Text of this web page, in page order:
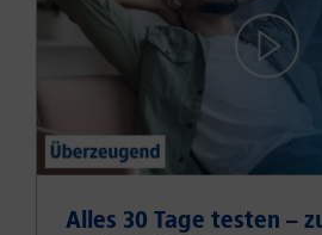
Alles 30 Tage testen –